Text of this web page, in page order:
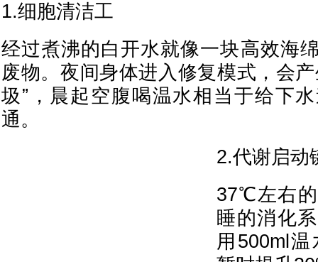
1.细胞清洁工
经过煮沸的白开水就像一块高效海
废物。夜间身体进入修复模式，会
圾”，晨起空腹喝温水相当于给下
通。
2.代谢启动
37℃左右
睡的消化
用500ml